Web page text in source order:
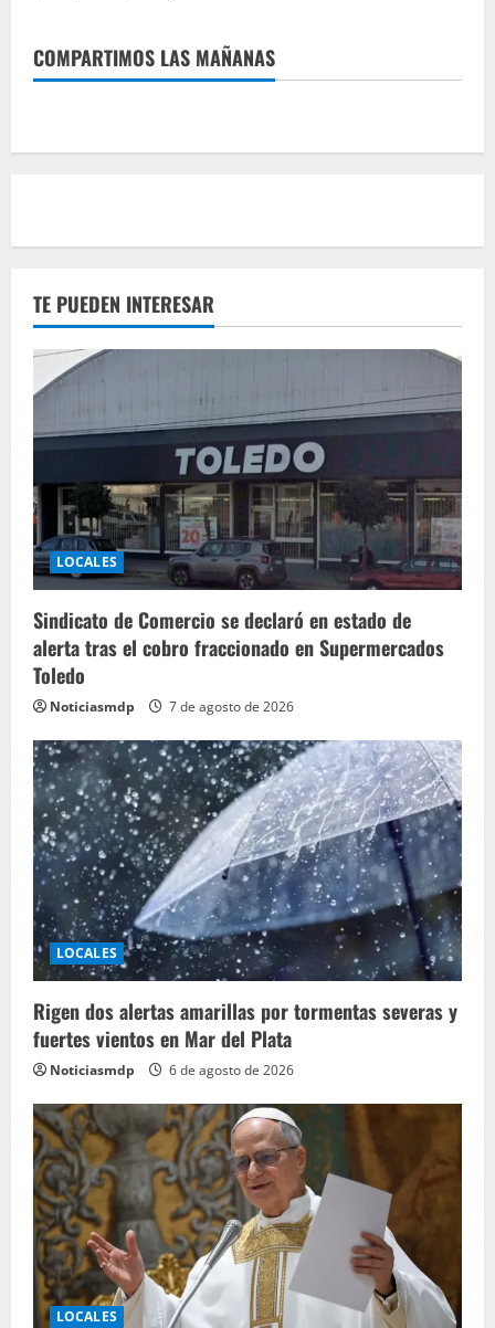
COMPARTIMOS LAS MAÑANAS
TE PUEDEN INTERESAR
LOCALES
Sindicato de Comercio se declaró en estado de
alerta tras el cobro fraccionado en Supermercados
Toledo
Noticiasmdp 7 de agosto de 2026
LOCALES
Rigen dos alertas amarillas por tormentas severas y
fuertes vientos en Mar del Plata
Noticiasmdp 6 de agosto de 2026
LOCALES